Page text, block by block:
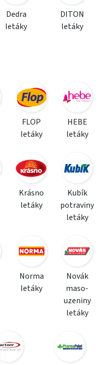
Dedra
letáky
DITON
letáky
FLOP
letáky
HEBE
letáky
Krásno
letáky
Kubík
potraviny
letáky
Norma
letáky
Novák
maso-
uzeniny
letáky